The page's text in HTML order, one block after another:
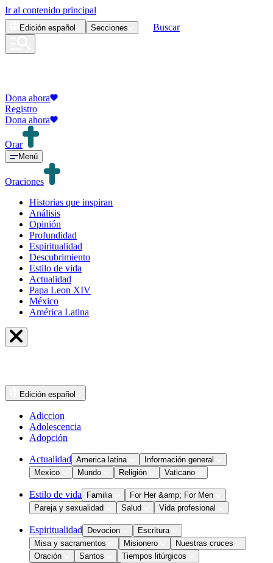
Ir al contenido principal
Edición español Secciones Buscar
Dona ahora
Registro
Dona ahora
Orar
Menú
Oraciones
Historias que inspiran
Análisis
Opinión
Profundidad
Espiritualidad
Descubrimiento
Estilo de vida
Actualidad
Papa Leon XIV
México
América Latina
Edición español
Adiccion
Adolescencia
Adopción
Actualidad America latina
Información general
Mexico
Mundo Religión Vaticano
Estilo de vida Familia
For Her &amp; For Men
Pareja y sexualidad
Salud Vida profesional
Espiritualidad Devocion
Escritura
Misa y sacramentos
Misionero
Nuestras cruces
Oración
Santos
Tiempos litúrgicos